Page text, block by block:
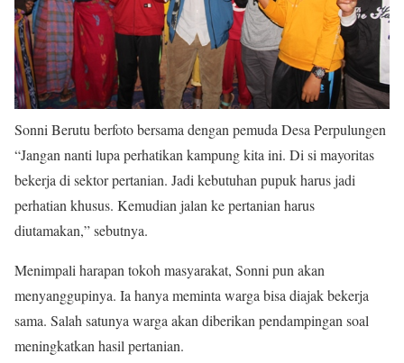
Sonni Berutu berfoto bersama dengan pemuda Desa Perpulungen
“Jangan nanti lupa perhatikan kampung kita ini. Di si mayoritas
bekerja di sektor pertanian. Jadi kebutuhan pupuk harus jadi
perhatian khusus. Kemudian jalan ke pertanian harus
diutamakan,” sebutnya.
Menimpali harapan tokoh masyarakat, Sonni pun akan
menyanggupinya. Ia hanya meminta warga bisa diajak bekerja
sama. Salah satunya warga akan diberikan pendampingan soal
meningkatkan hasil pertanian.